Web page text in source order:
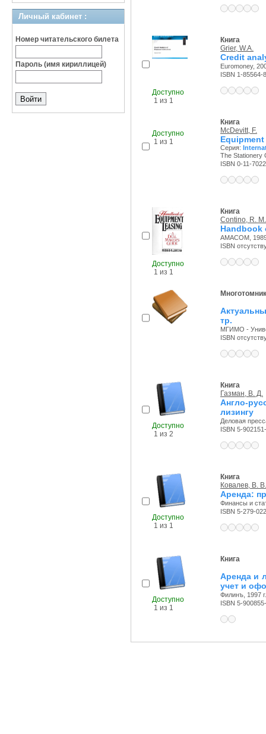
Личный кабинет :
Номер читательского билета
Пароль (имя кириллицей)
Доступно
1 из 1
Книга
Grier, W.A.
Credit
Euromoney,
ISBN 1-85564-
Доступно
1 из 1
Книга
McDevitt, F.
Серия:
The Stationery
ISBN 0-11-
Доступно
1 из 1
Книга
Contino, R. M.
Handbook
AMACOM,
ISBN
Многотомник
тр.
МГИМО -
ISBN
Доступно
1 из 2
Книга
Газман, В. Д.
Англо-
лизингу
Деловая
ISBN 5-
Доступно
1 из 1
Книга
Ковалев, В. В.
Аренда:
Финансы и
ISBN 5-279-
Доступно
1 из 1
Книга
Аренда и
учет и
Филинъ, 1997 г.
ISBN 5-